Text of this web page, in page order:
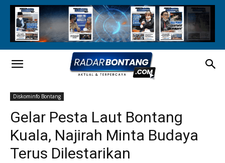
Diskominfo Bontang
Gelar Pesta Laut Bontang
Kuala, Najirah Minta Budaya
Terus Dilestarikan